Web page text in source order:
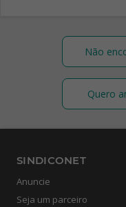
Não
Quero
SINDICONET
Anuncie
Seja um parceiro